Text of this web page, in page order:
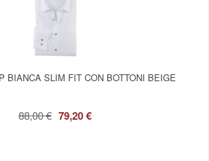
BIANCA SLIM FIT CON BOTTONI BEIGE
88,00 € 79,20 €